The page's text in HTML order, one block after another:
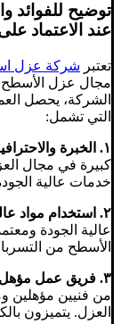
توضيح للفوائد
عند الاعتماد
تعتبر شركة عزل
مجال عزل الأسطح
الشركة، يحصل
التي تشمل:
١. الخبرة والاحترافية:
كبيرة في مجال
خدمات عالية
٢. استخدام مواد عالية الجودة:
عالية الجودة
الأسطح من
٣. فريق عمل مؤهل ومدرب:
من فنيين مؤهلين
العزل. يتميزون